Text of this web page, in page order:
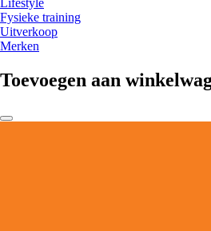
Lifestyle
Fysieke training
Uitverkoop
Merken
Toevoegen aan